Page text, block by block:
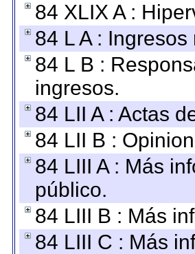
84 XLIX A :
84 L A : Ingresos
84 L B :
ingresos.
84 LII A : Actas
84 LII B :
84 LIII A : Más
público.
84 LIII B : Más
84 LIII C : Más